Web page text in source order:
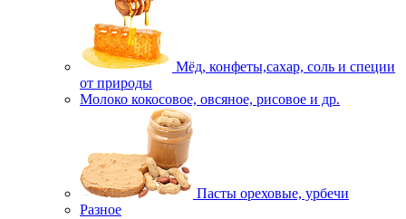
Мёд, конфеты,сахар, соль и специи
от природы
Молоко кокосовое, овсяное, рисовое и др.
Пасты ореховые, урбечи
Разное